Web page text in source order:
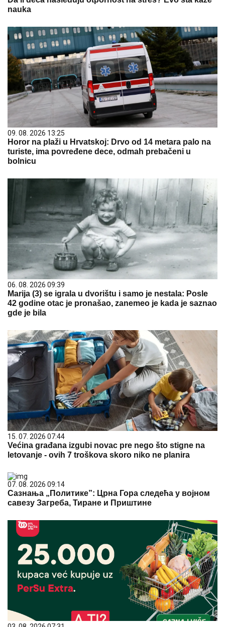
nauka
09. 08. 2026 13:25
Horor na plaži u Hrvatskoj: Drvo od 14 metara palo na
turiste, ima povređene dece, odmah prebačeni u
bolnicu
06. 08. 2026 09:39
Marija (3) se igrala u dvorištu i samo je nestala: Posle
42 godine otac je pronašao, zanemeo je kada je saznao
gde je bila
15. 07. 2026 07:44
Većina građana izgubi novac pre nego što stigne na
letovanje - ovih 7 troškova skoro niko ne planira
07. 08. 2026 09:14
Сазнања „Политике”: Црна Гора следећа у војном
савезу Загреба, Тиране и Приштине